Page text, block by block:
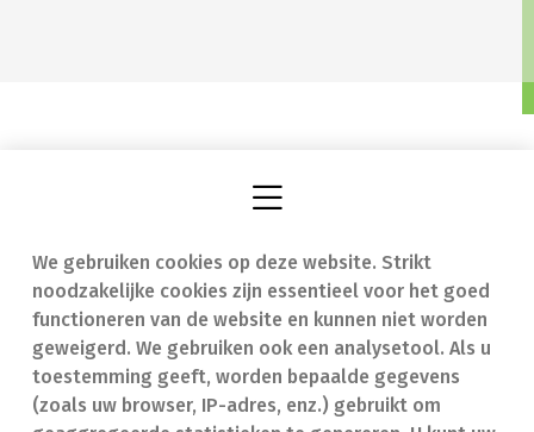
We gebruiken cookies op deze website. Strikt
noodzakelijke cookies zijn essentieel voor het goed
functioneren van de website en kunnen niet worden
geweigerd. We gebruiken ook een analysetool. Als u
toestemming geeft, worden bepaalde gegevens
(zoals uw browser, IP-adres, enz.) gebruikt om
Vind een apotheek
Onze expertise
Ziekten
Geneesmiddelen
In geval van nood
Contact
Veelgestelde vragen
(FAQ)